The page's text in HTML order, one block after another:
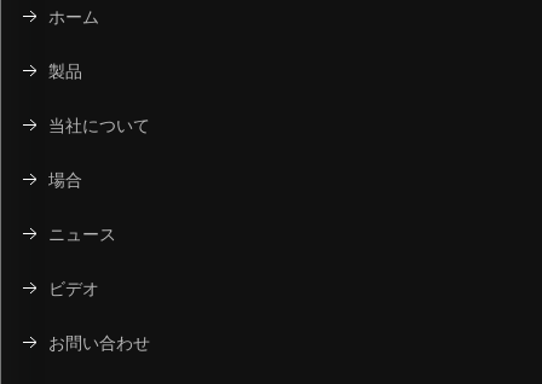
ホーム
製品
当社について
場合
ニュース
ビデオ
お問い合わせ